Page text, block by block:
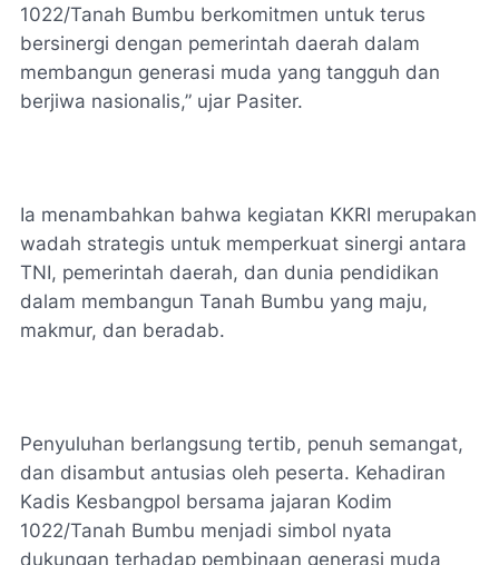
1022/Tanah Bumbu berkomitmen untuk terus
bersinergi dengan pemerintah daerah dalam
membangun generasi muda yang tangguh dan
berjiwa nasionalis,” ujar Pasiter.
Ia menambahkan bahwa kegiatan KKRI merupakan
wadah strategis untuk memperkuat sinergi antara
TNI, pemerintah daerah, dan dunia pendidikan
dalam membangun Tanah Bumbu yang maju,
makmur, dan beradab.
Penyuluhan berlangsung tertib, penuh semangat,
dan disambut antusias oleh peserta. Kehadiran
Kadis Kesbangpol bersama jajaran Kodim
1022/Tanah Bumbu menjadi simbol nyata
dukungan terhadap pembinaan generasi muda